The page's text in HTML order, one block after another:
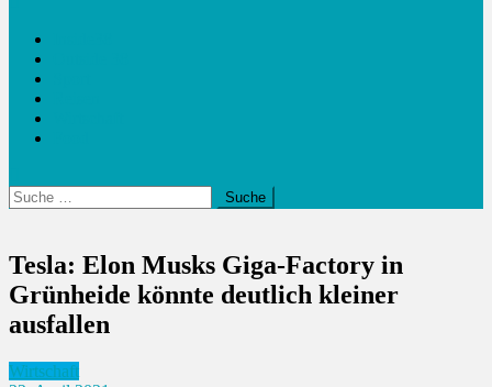
Suche
nach:
Tesla: Elon Musks Giga-Factory in
Grünheide könnte deutlich kleiner
ausfallen
Wirtschaft